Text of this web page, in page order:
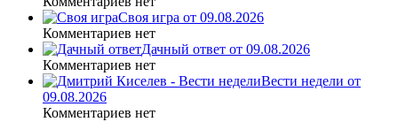
Своя игра от 09.08.2026
Комментариев нет
Дачный ответ от 09.08.2026
Комментариев нет
Вести недели от
09.08.2026
Комментариев нет